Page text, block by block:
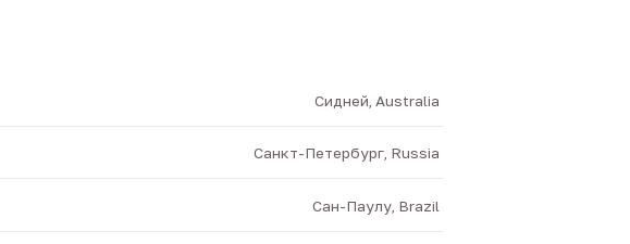
Сидней, Australia
Санкт-Петербург, Russia
Сан-Паулу, Brazil